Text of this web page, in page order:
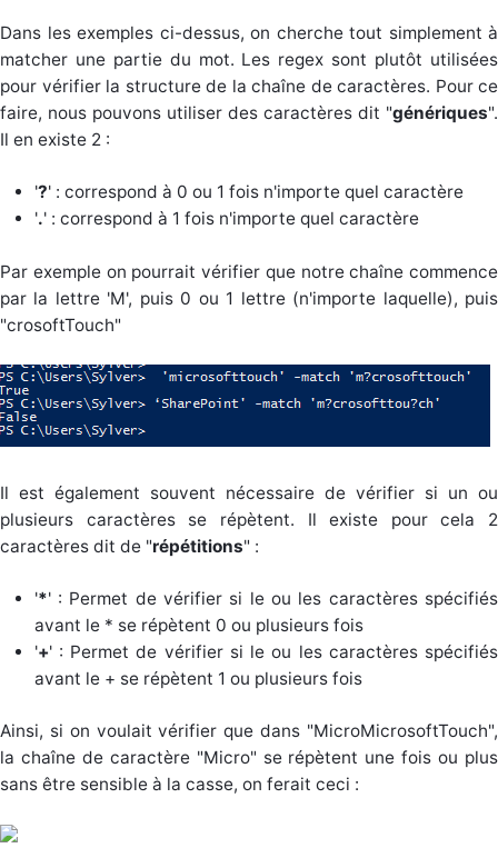
Dans les exemples ci-dessus, on cherche tout simplement à
matcher une partie du mot. Les regex sont plutôt utilisées
pour vérifier la structure de la chaîne de caractères. Pour ce
faire, nous pouvons utiliser des caractères dit "génériques".
Il en existe 2 :
'?' : correspond à 0 ou 1 fois n'importe quel caractère
'.' : correspond à 1 fois n'importe quel caractère
Par exemple on pourrait vérifier que notre chaîne commence
par la lettre 'M', puis 0 ou 1 lettre (n'importe laquelle), puis
"crosoftTouch"
Il est également souvent nécessaire de vérifier si un ou
plusieurs caractères se répètent. Il existe pour cela 2
caractères dit de "répétitions" :
'*' : Permet de vérifier si le ou les caractères spécifiés
avant le * se répètent 0 ou plusieurs fois
'+' : Permet de vérifier si le ou les caractères spécifiés
avant le + se répètent 1 ou plusieurs fois
Ainsi, si on voulait vérifier que dans "MicroMicrosoftTouch",
la chaîne de caractère "Micro" se répètent une fois ou plus
sans être sensible à la casse, on ferait ceci :